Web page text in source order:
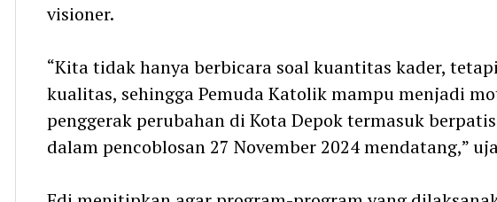
visioner.
“Kita tidak hanya berbicara soal kuantitas kader,
kualitas, sehingga Pemuda Katolik mampu menjadi
penggerak perubahan di Kota Depok termasuk
dalam pencoblosan 27 November 2024 mendatang,”